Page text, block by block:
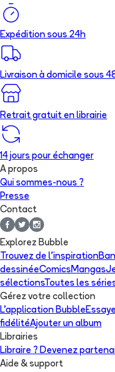
Expédition sous 24h
Livraison à domicile sous
Retrait gratuit en librairie
14 jours pour échanger
A propos
Qui sommes-nous ?
Presse
Contact
Explorez Bubble
Trouvez de l'inspiration
dessinéeComics Mangas
sélectionsToutes les séries
Gérez votre collection
L'application Bubble
fidélitéAjouter un album
Librairies
Libraire ? Devenez
Aide & support